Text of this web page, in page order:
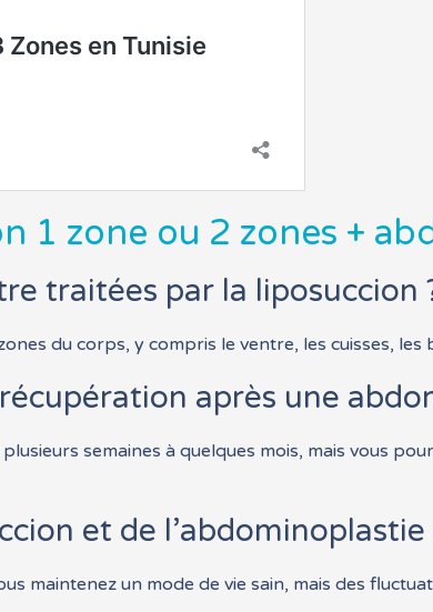
1 zone ou 2 zones +
traitées par la liposuccion
du corps, y compris le ventre, les cuisses, les
après une
semaines à quelques mois, mais vous
et de
maintenez un mode de vie sain, mais des